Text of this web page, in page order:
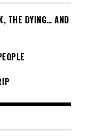
THE DYING… AND